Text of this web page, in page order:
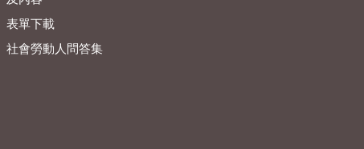
表單下載
社會勞動人問答集